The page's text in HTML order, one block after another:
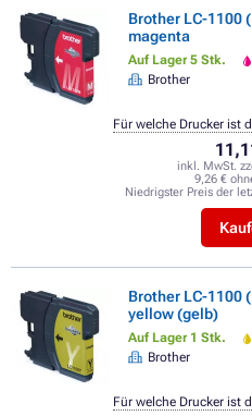
Brother LC-1100
magenta
Auf Lager 5 Stk.
Brother
inkl. MwSt.
9,26 €
Niedrigster Preis der
Für welche Drucker ist
Brother LC-1100
yellow (gelb)
Auf Lager 1 Stk.
Brother
Für welche Drucker ist